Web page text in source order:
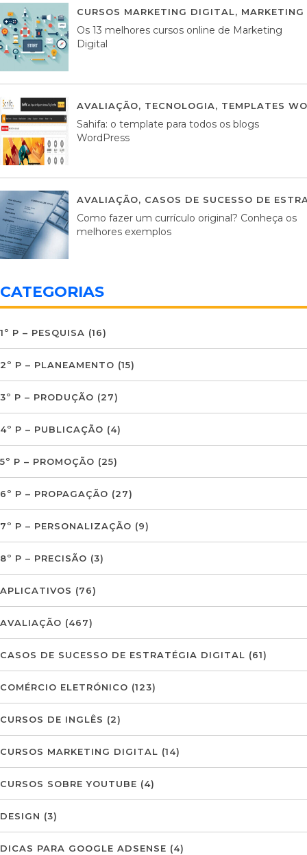
CURSOS MARKETING DIGITAL,
Os 13 melhores cursos online de Marketing
Digital
AVALIAÇÃO, TECNOLOGIA, TEMPLATES
Sahifa: o template para todos os blogs
WordPress
AVALIAÇÃO, CASOS DE SUCESSO DE
Como fazer um currículo original? Conheça os
melhores exemplos
CATEGORIAS
1º P – PESQUISA (16)
2º P – PLANEAMENTO (15)
3º P – PRODUÇÃO (27)
4º P – PUBLICAÇÃO (4)
5º P – PROMOÇÃO (25)
6º P – PROPAGAÇÃO (27)
7º P – PERSONALIZAÇÃO (9)
8º P – PRECISÃO (3)
APLICATIVOS (76)
AVALIAÇÃO (467)
CASOS DE SUCESSO DE ESTRATÉGIA DIGITAL (61)
COMÉRCIO ELETRÓNICO (123)
CURSOS DE INGLÊS (2)
CURSOS MARKETING DIGITAL (14)
CURSOS SOBRE YOUTUBE (4)
DESIGN (3)
DICAS PARA GOOGLE ADSENSE (4)